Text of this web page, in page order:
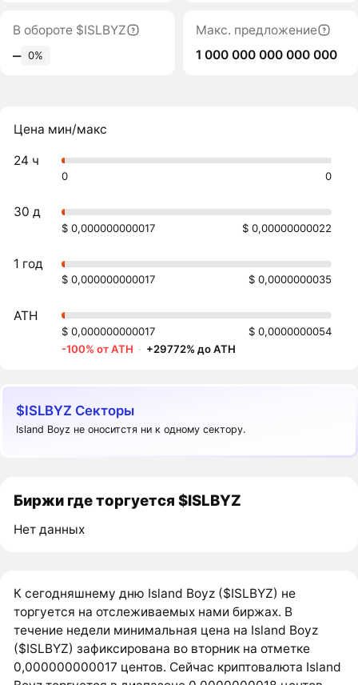
В обороте $ISLBYZ
‒ 0%
Макс. предложение
1 000 000 000 000 000
Цена мин/макс
24 ч
0 0
30 д
$ 0,000000000017 $ 0,00000000022
1 год
$ 0,000000000017 $ 0,0000000035
ATH
$ 0,000000000017
$ 0,0000000054
-100% от ATH · +29772% до ATH
$ISLBYZ Секторы
Island Boyz не оноситстя ни к одному сектору.
Биржи где торгуется $ISLBYZ
Нет данных
К сегодняшнему дню Island Boyz ($ISLBYZ) не
торгуется на отслеживаемых нами биржах. В
течение недели минимальная цена на Island Boyz
($ISLBYZ) зафиксирована во вторник на отметке
0,000000000017 центов. Сейчас криптовалюта Island